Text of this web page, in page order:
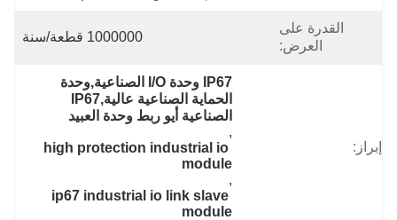
القدرة على
العرض:
1000000 قطعة/سنة
إبراز:
IP67 وحدة I/O الصناعية,وحدة
الصناعية أيو ربط وحدة العبيد
,
high protection industrial io
module
,
ip67 industrial io link slave
module